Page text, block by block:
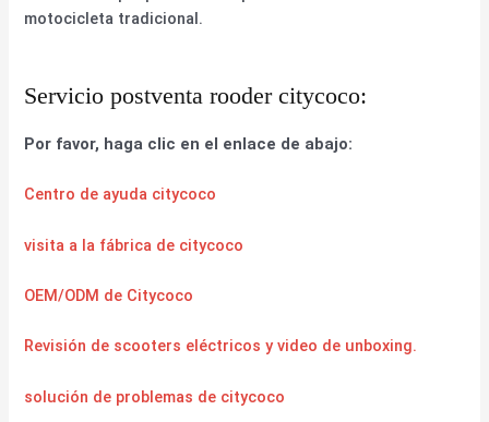
motocicleta tradicional.
Servicio postventa rooder citycoco:
Por favor, haga clic en el enlace de abajo:
Centro de ayuda citycoco
visita a la fábrica de citycoco
OEM/ODM de Citycoco
Revisión de scooters eléctricos y video de unboxing.
solución de problemas de citycoco